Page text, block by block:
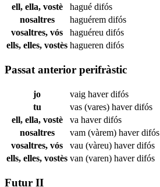
ell, ella, vostè
hagué difós
nosaltres
haguérem difós
vosaltres, vós
haguéreu difós
ells, elles, vostès hagueren difós
Passat anterior perifràstic
jo vaig haverdifós
tu
vas (vares) haverdifós
ell, ella, vostè
va haverdifós
nosaltres
vam (vàrem) haverdifós
vosaltres, vós
vau (vàreu) haverdifós
ells, elles, vostès van (varen) haverdifós
Futur II